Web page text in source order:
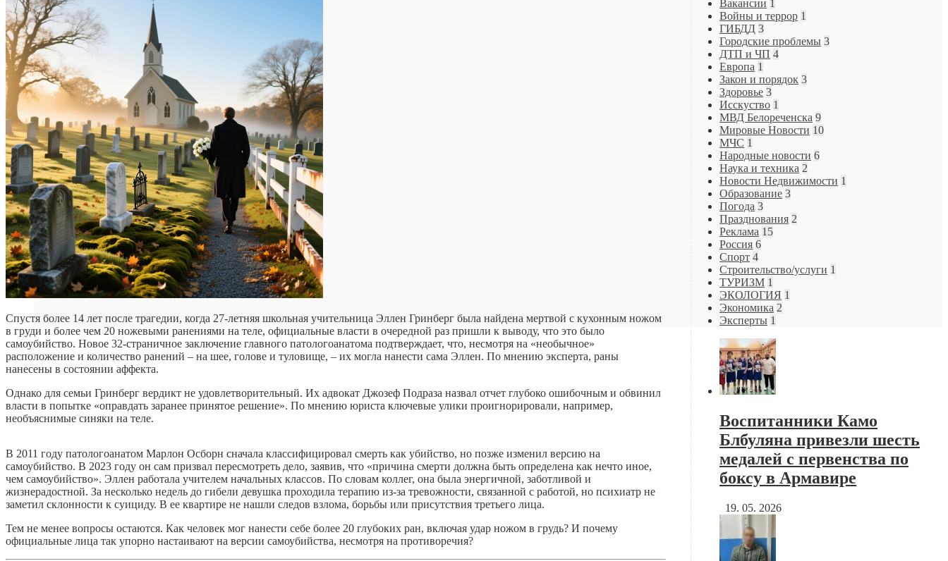
Спустя более 14 лет после трагедии, когда 27-летняя школьная учительница Эллен Гринберг была найдена мертвой с кухонным ножом
в груди и более чем 20 ножевыми ранениями на теле, официальные власти в очередной раз пришли к выводу, что это было
самоубийство. Новое 32-страничное заключение главного патологоанатома подтверждает, что, несмотря на «необычное»
расположение и количество ранений – на шее, голове и туловище, – их могла нанести сама Эллен. По мнению эксперта, раны
нанесены в состоянии аффекта.
Однако для семьи Гринберг вердикт не удовлетворительный. Их адвокат Джозеф Подраза назвал отчет глубоко ошибочным и обвинил
власти в попытке «оправдать заранее принятое решение». По мнению юриста ключевые улики проигнорировали, например,
необъяснимые синяки на теле.
В 2011 году патологоанатом Марлон Осборн сначала классифицировал смерть как убийство, но позже изменил версию на
самоубийство. В 2023 году он сам призвал пересмотреть дело, заявив, что «причина смерти должна быть определена как нечто иное,
чем самоубийство». Эллен работала учителем начальных классов. По словам коллег, она была энергичной, заботливой и
жизнерадостной. За несколько недель до гибели девушка проходила терапию из-за тревожности, связанной с работой, но психиатр не
заметил склонности к суициду. В ее квартире не нашли следов взлома, борьбы или присутствия третьего лица.
Тем не менее вопросы остаются. Как человек мог нанести себе более 20 глубоких ран, включая удар ножом в грудь? И почему
официальные лица так упорно настаивают на версии самоубийства, несмотря на противоречия?
Вакансии 1
Войны и террор 1
ГИБДД 3
Городские проблемы 3
ДТП и ЧП 4
Европа 1
Закон и порядок 3
Здоровье 3
Исскуство 1
МВД Белореченска 9
Мировые Новости 10
МЧС 1
Народные новости 6
Наука и техника 2
Новости Недвижимости 1
Образование 3
Погода 3
Празднования 2
Реклама 15
Россия 6
Спорт 4
Строительство/услуги 1
ТУРИЗМ 1
ЭКОЛОГИЯ 1
Экономика 2
Эксперты 1
Воспитанники Камо
Блбуляна привезли шесть
медалей с первенства по
боксу в Армавире
19. 05. 2026